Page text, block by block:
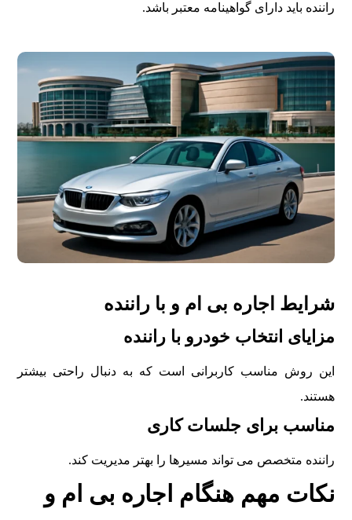
راننده بايد دارای گواهينامه معتبر باشد.
شرايط اجاره بی ام و با راننده
مزايای انتخاب خودرو با راننده
اين روش مناسب کاربرانی است که به دنبال راحتی بيشتر
هستند.
مناسب برای جلسات کاری
راننده متخصص می تواند مسيرها را بهتر مديريت کند.
نکات مهم هنگام اجاره بی ام و